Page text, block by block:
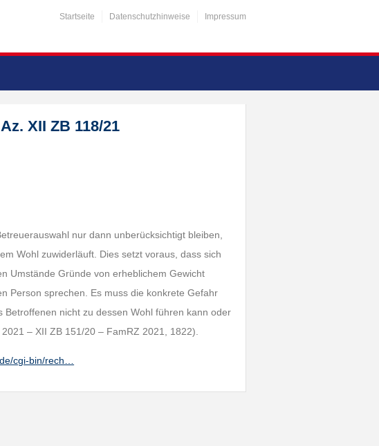
Startseite Datenschutzhinweise Impressum
XII ZB 118/21
nur dann unberücksichtigt bleiben,
Wohl zuwiderläuft. Dies setzt voraus, dass sich
Umstände Gründe von erheblichem Gewicht
Person sprechen. Es muss die konkrete Gefahr
nicht zu dessen Wohl führen kann oder
– XII ZB 151/20 – FamRZ 2021, 1822).
cgi-bin/rech…